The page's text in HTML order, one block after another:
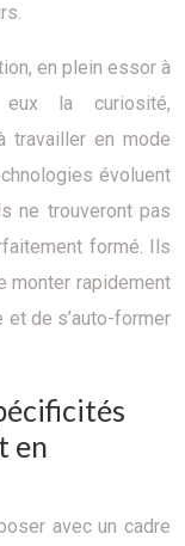
en plein essor à
la curiosité,
travailler en mode
évoluent
ne trouveront pas
formé. Ils
monter rapidement
de s’auto-former
en
avec un cadre